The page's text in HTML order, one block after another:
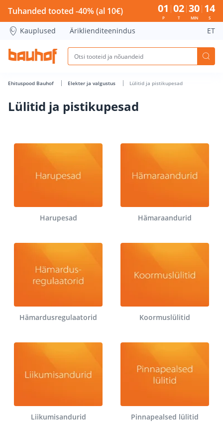
Lülitid ja pistikupesad - Bauhof has loaded
Tuhanded tooted -40% (al 10€) 01
P
02
T
30
MIN
13
S
Kauplused Äriklienditeenindus ET
Ehituspood Bauhof Elekter ja valgustus Lülitid ja pistikupesad
Lülitid ja pistikupesad
Harupesad Hämaraandurid
Hämardusregulaatorid Koormuslülitid
Liikumisandurid Pinnapealsed lülitid